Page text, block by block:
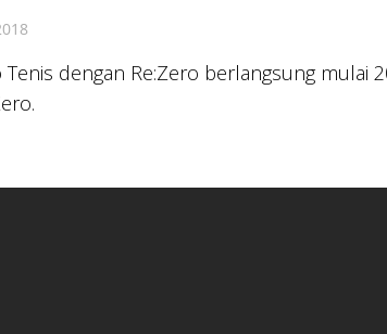
dengan Re:Zero berlangsung mulai